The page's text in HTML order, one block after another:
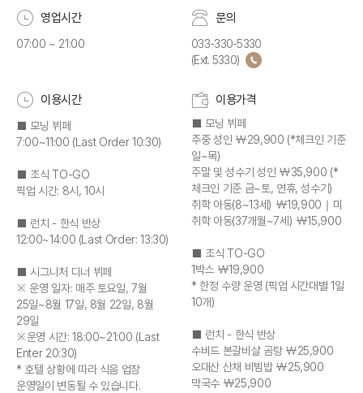
영업시간
07:00 ~ 21:00
문의
033-330-5330
(Ext. 5330)
이용시간
■ 모닝 뷔페
7:00~11:00 (Last Order 10:30)
■ 조식 TO-GO
픽업 시간: 8시, 10시
■ 런치 - 한식 반상
12:00~14:00 (Last Order: 13:30)
■ 시그니처 디너 뷔페
※ 운영 일자: 매주 토요일, 7월
25일~8월 17일, 8월 22일, 8월
29일
※운영 시간: 18:00~21:00 (Last
Enter 20:30)
* 호텔 상황에 따라 식음 업장
운영일이 변동될 수 있습니다.
이용가격
■ 모닝 뷔페
주중 성인 ￦29,900 (*체크인 기준
일~목)
주말 및 성수기 성인 ￦35,900 (*
체크인 기준 금~토, 연휴, 성수기)
취학 아동(8~13세) ￦19,900｜미
취학 아동(37개월~7세) ￦15,900
■ 조식 TO-GO
1박스 ￦19,900
* 한정 수량 운영 (픽업 시간대별 1일
10개)
■ 런치 - 한식 반상
수비드 본갈비살 곰탕 ￦25,900
오대산 산채 비빔밥 ￦25,900
막국수 ￦25,900